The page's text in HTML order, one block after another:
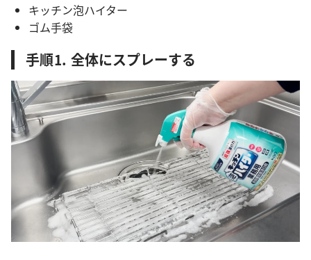
キッチン泡ハイター
ゴム手袋
手順⒈ 全体にスプレーする